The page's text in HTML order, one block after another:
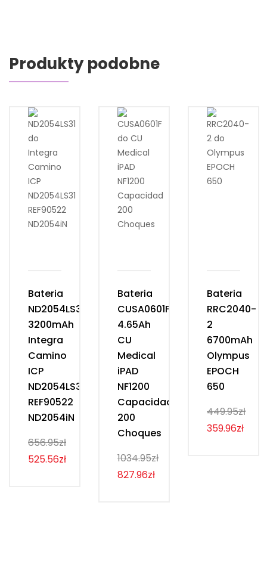
Produkty podobne
Bateria
ND2054LS31
3200mAh
Integra
Camino
ICP
ND2054LS31
REF90522
ND2054iN
656.95zł
525.56zł
Bateria
CUSA0601F
4.65Ah
CU
Medical
iPAD
NF1200
Capacidad
200
Choques
1034.95zł
827.96zł
Bateria
RRC2040-
2
6700mAh
Olympus
EPOCH
650
449.95zł
359.96zł